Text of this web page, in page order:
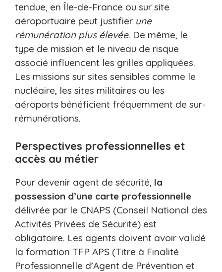
tendue, en Île-de-France ou sur site
aéroportuaire peut justifier une
rémunération plus élevée. De même, le
type de mission et le niveau de risque
associé influencent les grilles appliquées.
Les missions sur sites sensibles comme le
nucléaire, les sites militaires ou les
aéroports bénéficient fréquemment de sur-
rémunérations.
Perspectives professionnelles et
accès au métier
Pour devenir agent de sécurité, la
possession d’une carte professionnelle
délivrée par le CNAPS (Conseil National des
Activités Privées de Sécurité) est
obligatoire. Les agents doivent avoir validé
la formation TFP APS (Titre à Finalité
Professionnelle d’Agent de Prévention et